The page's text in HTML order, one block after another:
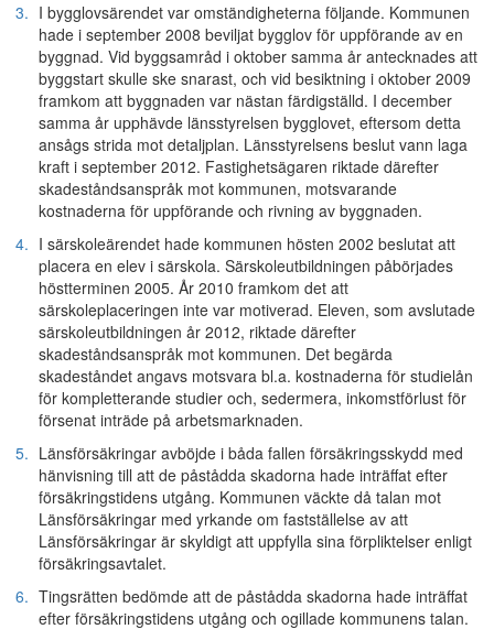
3. I bygglovsärendet var omständigheterna följande. Kommunen
hade i september 2008 beviljat bygglov för uppförande av en
byggnad. Vid byggsamråd i oktober samma år antecknades att
byggstart skulle ske snarast, och vid besiktning i oktober 2009
framkom att byggnaden var nästan färdigställd. I december
samma år upphävde länsstyrelsen bygglovet, eftersom detta
ansågs strida mot detaljplan. Länsstyrelsens beslut vann laga
kraft i september 2012. Fastighetsägaren riktade därefter
skadeståndsanspråk mot kommunen, motsvarande
kostnaderna för uppförande och rivning av byggnaden.
4. I särskoleärendet hade kommunen hösten 2002 beslutat att
placera en elev i särskola. Särskoleutbildningen påbörjades
höstterminen 2005. År 2010 framkom det att
särskoleplaceringen inte var motiverad. Eleven, som avslutade
särskoleutbildningen år 2012, riktade därefter
skadeståndsanspråk mot kommunen. Det begärda
skadeståndet angavs motsvara bl.a. kostnaderna för studielån
för kompletterande studier och, sedermera, inkomstförlust för
försenat inträde på arbetsmarknaden.
5. Länsförsäkringar avböjde i båda fallen försäkringsskydd med
hänvisning till att de påstådda skadorna hade inträffat efter
försäkringstidens utgång. Kommunen väckte då talan mot
Länsförsäkringar med yrkande om fastställelse av att
Länsförsäkringar är skyldigt att uppfylla sina förpliktelser enligt
försäkringsavtalet.
6. Tingsrätten bedömde att de påstådda skadorna hade inträffat
efter försäkringstidens utgång och ogillade kommunens talan.